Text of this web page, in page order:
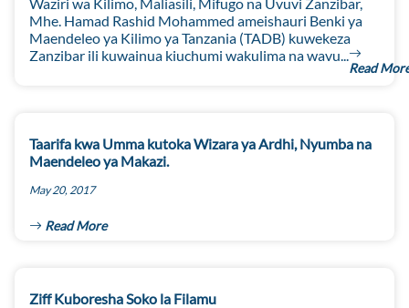
Mhe. Hamad Rashid Mohammed ameishauri Benki ya
Maendeleo ya Kilimo ya Tanzania (TADB) kuwekeza
Zanzibar ili kuwainua kiuchumi wakulima na wavu...
Read
Taarifa kwa Umma kutoka Wizara ya Ardhi, Nyumba na
Maendeleo ya Makazi.
May 20, 2017
Read More
Ziff Kuboresha Soko la Filamu